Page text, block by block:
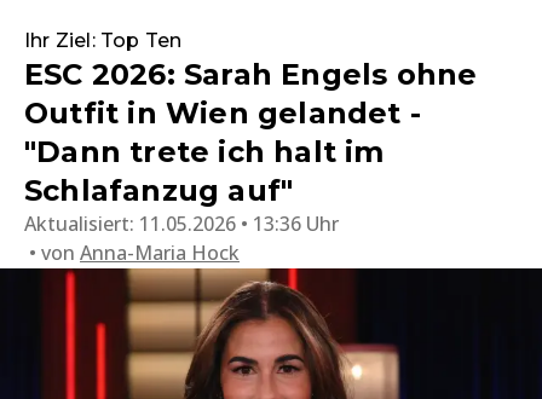
Ihr Ziel: Top Ten
ESC 2026: Sarah Engels ohne
Outfit in Wien gelandet -
"Dann trete ich halt im
Schlafanzug auf"
Aktualisiert: 11.05.2026 • 13:36 Uhr
von Anna-Maria Hock